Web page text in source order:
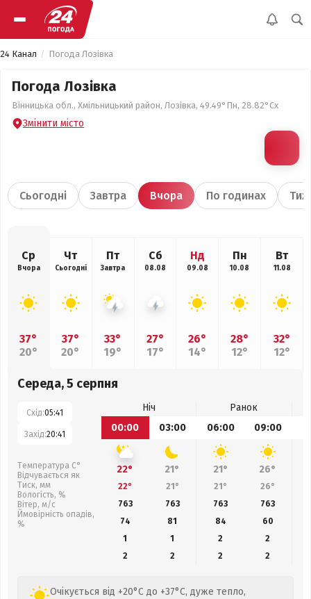
24 Канал Погода Лозівка
Погода Лозівка
Вінницька обл., Хмільницький район, Лозівка, 49.49°Пн, 28.82°Сх
Змінити місто
Сьогодні Завтра Вчора По годинах
Ср
Вчора
37°
20°
Чт
Сьогодні
37°
20°
Пт
Завтра
33°
19°
Сб
08.08
27°
17°
Нд
09.08
26°
14°
Пн
10.08
28°
12°
Вт
11.08
32°
12°
Середа, 5 серпня
Схід:05:41
Захід:20:41
Температура С°
Відчувається як
Тиск, мм
Вологість, %
Вітер, м/с
Ймовірність опадів,
%
Ніч
Ранок
00:00
03:00 06:00 09:00
22° 21° 21° 26°
22° 21° 21° 26°
763
763 763 763
74
81 84 60
1
1 2
2
2
2 2 2
Очікується від +20°C до +37°C, дуже тепло,